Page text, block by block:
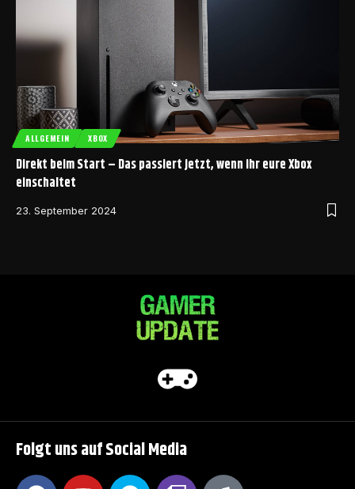
ALLGEMEIN XBOX
Direkt beim Start – Das passiert jetzt, wenn ihr eure Xbox
einschaltet
23. September 2024
Folgt uns auf Social Media